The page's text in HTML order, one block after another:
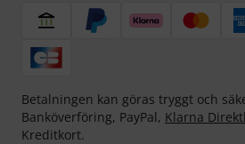
Betalningen kan göras tryggt och
Banköverföring, PayPal, Klarna
Kreditkort.